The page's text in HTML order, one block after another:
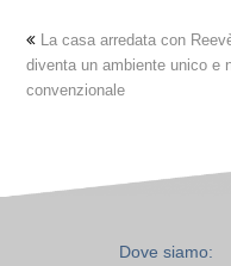
La casa arredata con
diventa un ambiente unico e
convenzionale
Dove siamo: